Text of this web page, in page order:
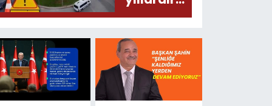
olmuş...
değişen
kaza
sayısı!